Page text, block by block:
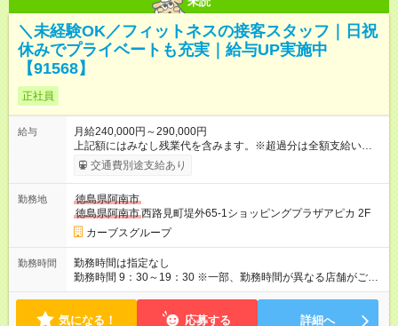
＼未経験OK／フィットネスの接客スタッフ｜日祝
休みでプライベートも充実｜給与UP実施中
【91568】
正社員
給与
月給240,000円～290,000円
上記額にはみなし残業代を含みます。※超過分は全額支給いたし
ます。 みなし残業代 29,000円／月 みなし残業時間 19時間／月
【試用期間】試用期間あり 試用期間の長さ：6ヶ月 ※ 雇用形態
用時と同じです。 給与：月給 215,000円以上 上記額にはみなし
残業代を含みます。※超過分は全額支給いたします。 みなし残
業代 26,000円／月 みなし残業時間 19時間／月
交通費別途支給あり
勤務地
徳島県阿南市
徳島県阿南市西路見町堤外65-1ショッピングプラザアピカ 2F
カーブスグループ
勤務時間
勤務時間は指定なし
勤務時間 9：30～19：30 ※一部、勤務時間が異なる店舗がござ
います。 ＜営業時間＞ 平日／10：00～13：00、15：00～19：
深夜シフトはありません）
気になる！ 応募する 詳細へ